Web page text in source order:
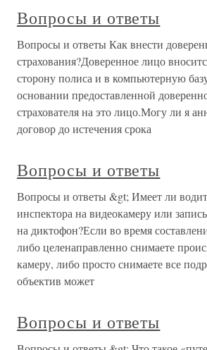
Вопросы и ответы
Вопросы и ответы Как внести
страхования?Доверенное лицо
сторону полиса и в компьютерную
основании предоставленной
страхователя на это лицо.Могу ли я
договор до истечения срока
Вопросы и ответы
Вопросы и ответы &gt; Имеет ли
инспектора на видеокамеру или
на диктофон?Если во время
либо целенаправленно снимаете
камеру, либо просто снимаете все
объектив может
Вопросы и ответы